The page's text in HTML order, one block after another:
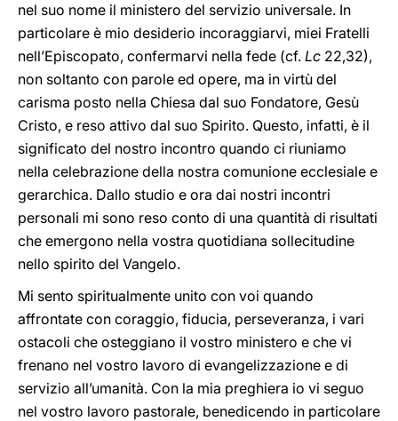
nel suo nome il ministero del servizio universale. In
particolare è mio desiderio incoraggiarvi, miei Fratelli
nell’Episcopato, confermarvi nella fede (cf. Lc 22,32),
non soltanto con parole ed opere, ma in virtù del
carisma posto nella Chiesa dal suo Fondatore, Gesù
Cristo, e reso attivo dal suo Spirito. Questo, infatti, è il
significato del nostro incontro quando ci riuniamo
nella celebrazione della nostra comunione ecclesiale e
gerarchica. Dallo studio e ora dai nostri incontri
personali mi sono reso conto di una quantità di risultati
che emergono nella vostra quotidiana sollecitudine
nello spirito del Vangelo.
Mi sento spiritualmente unito con voi quando
affrontate con coraggio, fiducia, perseveranza, i vari
ostacoli che osteggiano il vostro ministero e che vi
frenano nel vostro lavoro di evangelizzazione e di
servizio all’umanità. Con la mia preghiera io vi seguo
nel vostro lavoro pastorale, benedicendo in particolare